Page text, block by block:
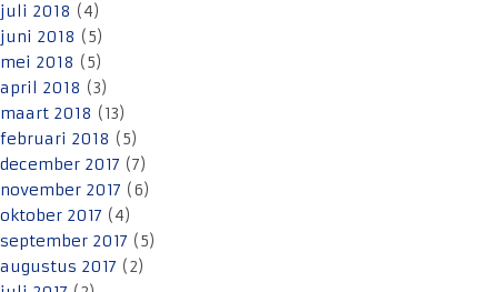
juli 2018 (4)
juni 2018 (5)
mei 2018 (5)
april 2018 (3)
maart 2018 (13)
februari 2018 (5)
december 2017 (7)
november 2017 (6)
oktober 2017 (4)
september 2017 (5)
augustus 2017 (2)